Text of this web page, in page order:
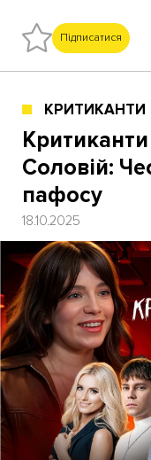
Підписатися
КРИТИКАНТИ
Соловій:
пафосу
18.10.2025